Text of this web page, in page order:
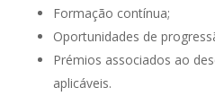
Formação contínua;
Oportunidades de
Prémios associados ao
aplicáveis.